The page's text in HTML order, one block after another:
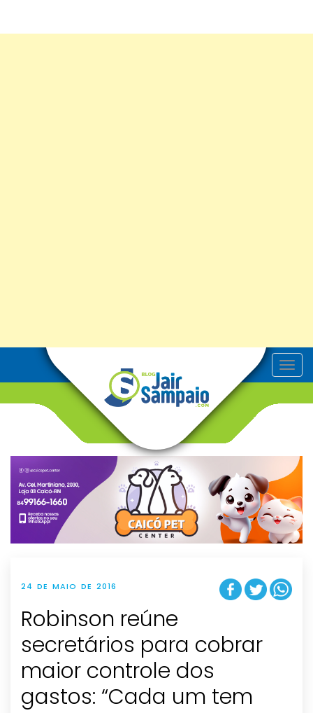
T
o
v
g
t
i
o
n
24 DE MAIO DE 2016
Robinson reúne
secretários para cobrar
maior controle dos
gastos: “Cada um tem